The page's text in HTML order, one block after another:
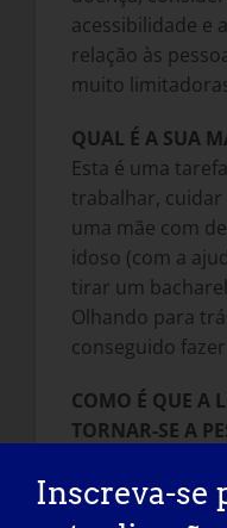
acessibilidade e
relação às
muito
QUAL É A SUA
Esta é uma
trabalhar, cuidar
uma mãe com
idoso (com a
tirar um
Olhando para
conseguido
COMO É QUE A
TORNAR-SE A
outros e foi o
desenvolvimento
Inscreva-se